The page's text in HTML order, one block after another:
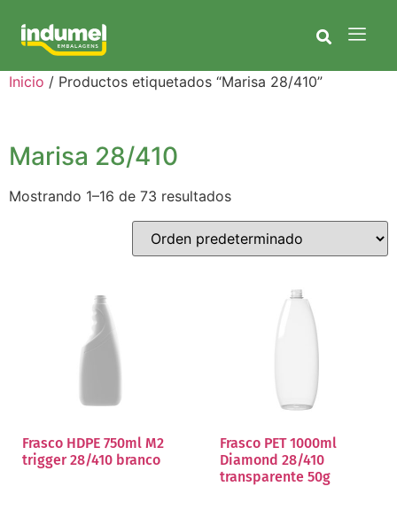
Inicio / Productos etiquetados “Marisa 28/410”
Marisa 28/410
Mostrando 1–16 de 73 resultados
Frasco HDPE 750ml M2
trigger 28/410 branco
Frasco PET 1000ml
Diamond 28/410
transparente 50g